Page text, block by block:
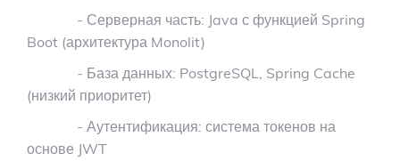
- Серверная часть: Java с функцией Spring
Boot (архитектура Monolit)
- База данных: PostgreSQL, Spring Cache
(низкий приоритет)
- Аутентификация: система токенов на
основе JWT